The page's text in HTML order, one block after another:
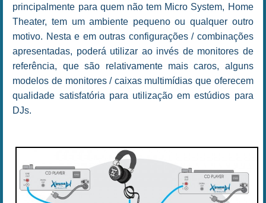
principalmente para quem não tem Micro System, Home
Theater, tem um ambiente pequeno ou qualquer outro
motivo. Nesta e em outras configurações / combinações
apresentadas, poderá utilizar ao invés de monitores de
referência, que são relativamente mais caros, alguns
modelos de monitores / caixas multimídias que oferecem
qualidade satisfatória para utilização em estúdios para
DJs.